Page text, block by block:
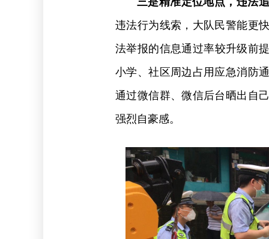
违法行为线索，大队民警能更
法举报的信息通过率较升级前
小学、社区周边占用应急消防
通过微信群、微信后台晒出自
强烈自豪感。